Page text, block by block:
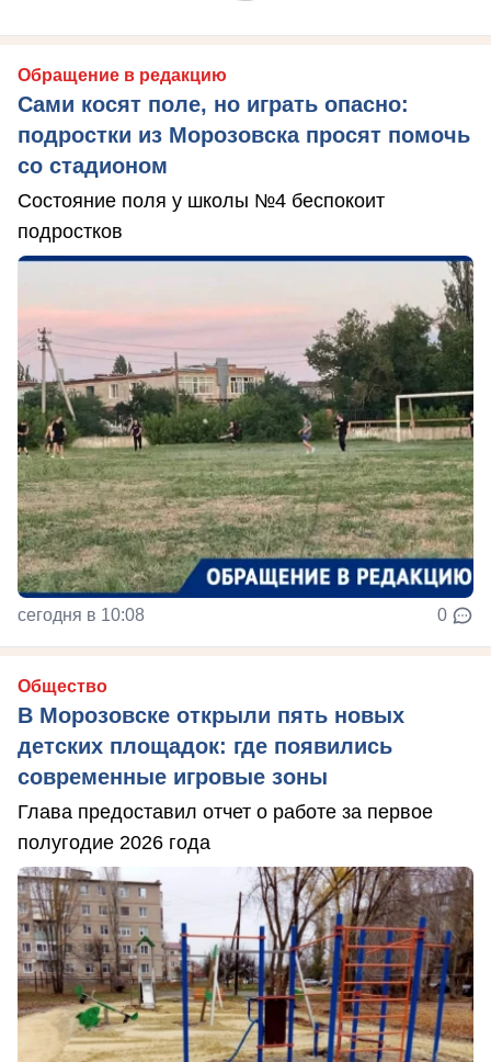
Обращение в редакцию
Сами косят поле, но играть опасно:
подростки из Морозовска просят помочь
со стадионом
Состояние поля у школы №4 беспокоит
подростков
сегодня в 10:08 0
Общество
В Морозовске открыли пять новых
детских площадок: где появились
современные игровые зоны
Глава предоставил отчет о работе за первое
полугодие 2026 года